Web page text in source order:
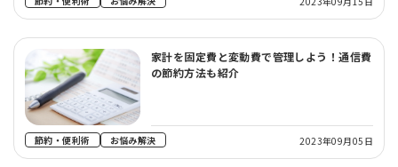
家計を固定費と変動費で管理しよう！通信費
の節約方法も紹介
節約・便利術 お悩み解決 2023年09月05日